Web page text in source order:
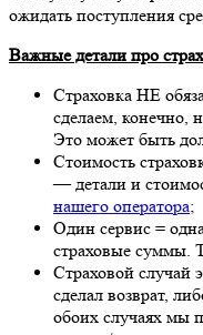
ожидать поступления
Важные детали про
Страховка НЕ
сделаем, конечно,
Это может быть
Стоимость
— детали и
нашего оператора;
Один сервис =
страховые суммы.
Страховой случай
сделал возврат,
обоих случаях мы